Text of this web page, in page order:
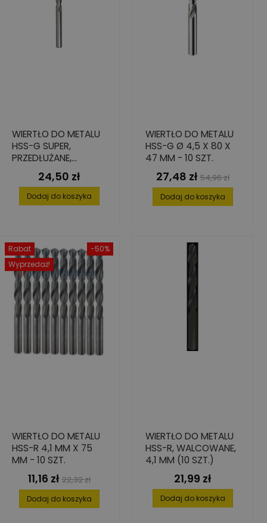
WIERTŁO DO METALU
HSS-G SUPER,
PRZEDŁUŻANE,
8,5X109/165
Cena
24,50 zł
Dodaj do koszyka
WIERTŁO DO METALU
HSS-G Ø 4,5 X 80 X
47 MM - 10 SZT.
Cena
27,48 zł Cena
podstawowa
54,96 zł
Dodaj do koszyka
-50%
Rabat
Wyprzedaż!
WIERTŁO DO METALU
HSS-R 4,1 MM X 75
MM - 10 SZT.
Cena
11,16 zł Cena
podstawowa
22,32 zł
Dodaj do koszyka
WIERTŁO DO METALU
HSS-R, WALCOWANE,
4,1 MM (10 SZT.)
Cena
21,99 zł
Dodaj do koszyka